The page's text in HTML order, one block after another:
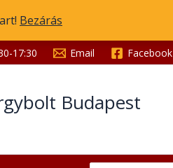
Bezárás
17:30 Email Facebook
Budapest